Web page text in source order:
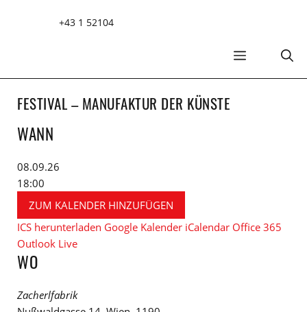
+43 1 52104
MENÜ
FESTIVAL – MANUFAKTUR DER KÜNSTE
WANN
08.09.26
18:00
ZUM KALENDER HINZUFÜGEN
ICS herunterladen Google Kalender iCalendar Office 365
Outlook Live
WO
Zacherlfabrik